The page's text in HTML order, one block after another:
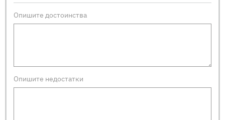
Опишите достоинства
Опишите недостатки